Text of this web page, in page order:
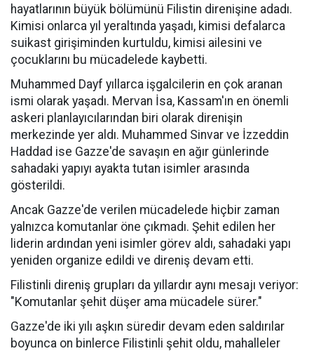
hayatlarının büyük bölümünü Filistin direnişine adadı.
Kimisi onlarca yıl yeraltında yaşadı, kimisi defalarca
suikast girişiminden kurtuldu, kimisi ailesini ve
çocuklarını bu mücadelede kaybetti.
Muhammed Dayf yıllarca işgalcilerin en çok aranan
ismi olarak yaşadı. Mervan İsa, Kassam'ın en önemli
askeri planlayıcılarından biri olarak direnişin
merkezinde yer aldı. Muhammed Sinvar ve İzzeddin
Haddad ise Gazze'de savaşın en ağır günlerinde
sahadaki yapıyı ayakta tutan isimler arasında
gösterildi.
Ancak Gazze'de verilen mücadelede hiçbir zaman
yalnızca komutanlar öne çıkmadı. Şehit edilen her
liderin ardından yeni isimler görev aldı, sahadaki yapı
yeniden organize edildi ve direniş devam etti.
Filistinli direniş grupları da yıllardır aynı mesajı veriyor:
"Komutanlar şehit düşer ama mücadele sürer."
Gazze'de iki yılı aşkın süredir devam eden saldırılar
boyunca on binlerce Filistinli şehit oldu, mahalleler